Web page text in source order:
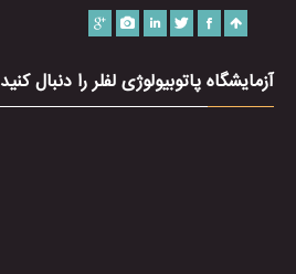
آزمایشگاه پاتوبیولوژی لفلر را دنبال کنید